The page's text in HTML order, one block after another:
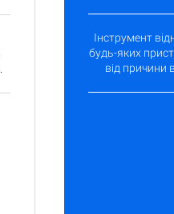
Інструмент
будь-яких
від причини